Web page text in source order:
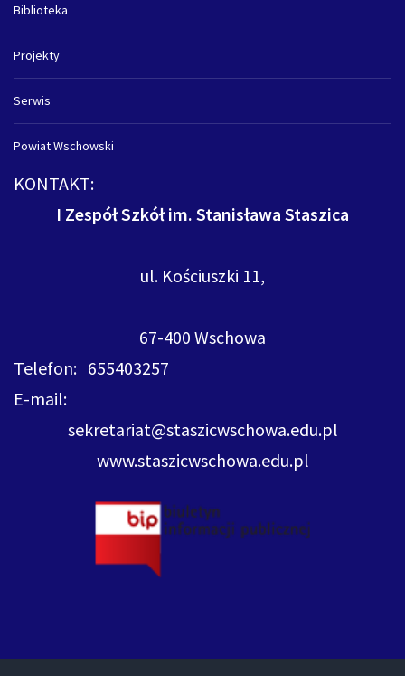
Biblioteka
Projekty
Serwis
Powiat Wschowski
KONTAKT:
I Zespół Szkół im. Stanisława Staszica
ul. Kościuszki 11,
67-400 Wschowa
Telefon: 655403257
E-mail:
sekretariat@staszicwschowa.edu.pl
www.staszicwschowa.edu.pl